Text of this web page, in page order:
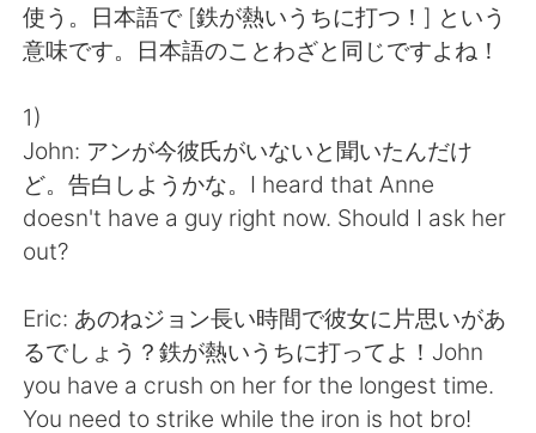
Русский ไทย
Türkçe Tiếng Việt
Português
使う。日本語で [鉄が熱いうちに打つ！] という
意味です。日本語のことわざと同じですよね！
1)
John: アンが今彼氏がいないと聞いたんだけ
ど。告白しようかな。I heard that Anne
doesn't have a guy right now. Should I ask her
out?
Eric: あのねジョン長い時間で彼女に片思いがあ
るでしょう？鉄が熱いうちに打ってよ！John
you have a crush on her for the longest time.
You need to strike while the iron is hot bro!